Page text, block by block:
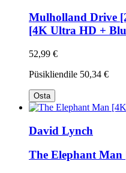
Mulholland Drive
[4K Ultra HD +
52,99 €
Püsikliendile 50,34 €
Osta
David Lynch
The Elephant